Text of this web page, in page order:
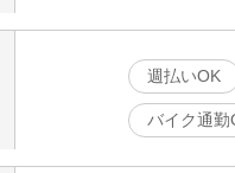
週払いOK
バイク通勤